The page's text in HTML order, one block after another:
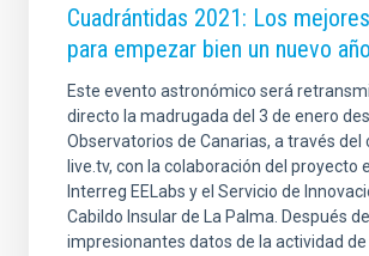
Cuadrántidas 2021: Los
para empezar bien un nuevo año
Este evento astronómico será
directo la madrugada del 3 de enero
Observatorios de Canarias, a través del
live.tv, con la colaboración del proyecto
Interreg EELabs y el Servicio de
Cabildo Insular de La Palma. Después
impresionantes datos de la actividad de